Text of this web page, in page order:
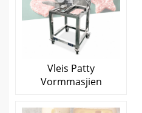
Vleis Patty
Vormmasjien